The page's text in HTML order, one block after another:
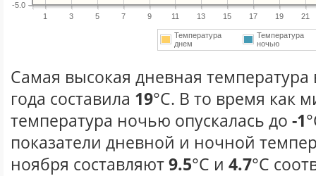
1 3 5 7 9 11 13 15 17 19 21
-5.0
Температура
днем
Температура
ночью
Самая высокая дневная температура
года составила 19°С. В то время как
температура ночью опускалась до -1
показатели дневной и ночной
ноября составляют9.5°С и 4.7°С